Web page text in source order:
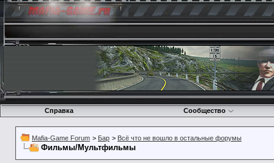
Справка Сообщество
Mafia-Game Forum > Бар > Всё что не вошло в остальные форумы
Фильмы/Мультфильмы